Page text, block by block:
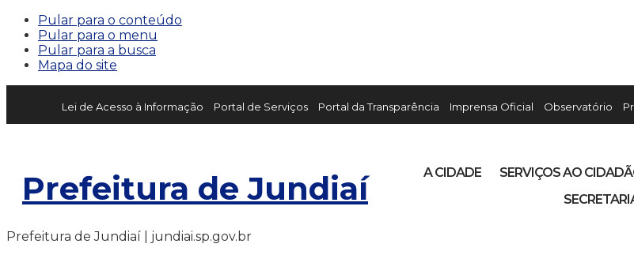
Pular para o conteúdo
Pular para o menu
Pular para a busca
Mapa do site
Lei de Acesso à Informação Portal de Serviços Portal da Transparência Imprensa Oficial Observatório
Prefeitura de Jundiaí A CIDADE SERVIÇOS AO
Prefeitura de Jundiaí | jundiai.sp.gov.br